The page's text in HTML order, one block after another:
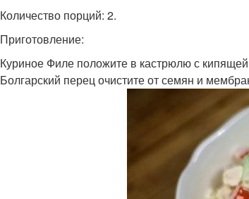
Количество порций: 2.
Приготовление:
Куриное Филе положите в кастрюлю с
Болгарский перец очистите от семян и